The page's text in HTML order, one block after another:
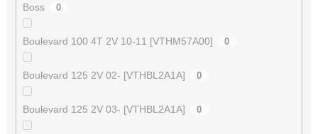
Boss 0
Boulevard 100 4T 2V 10-11 [VTHM57A00] 0
Boulevard 125 2V 02- [VTHBL2A1A] 0
Boulevard 125 2V 03- [VTHBL2A1A] 0